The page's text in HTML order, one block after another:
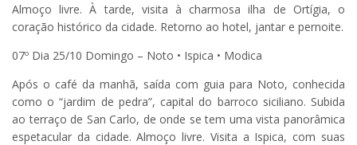
Almoço livre. À tarde, visita à charmosa ilha de Ortígia, o
coração histórico da cidade. Retorno ao hotel, jantar e pernoite.
07º Dia 25/10 Domingo – Noto • Ispica • Modica
Após o café da manhã, saída com guia para Noto, conhecida
como o “jardim de pedra”, capital do barroco siciliano. Subida
ao terraço de San Carlo, de onde se tem uma vista panorâmica
espetacular da cidade. Almoço livre. Visita a Ispica, com suas